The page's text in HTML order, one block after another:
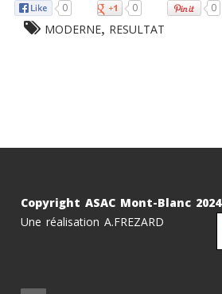
0 0 0
MODERNE, RESULTAT
Copyright ASAC Mont-Blanc 2024
Une réalisation A.FREZARD